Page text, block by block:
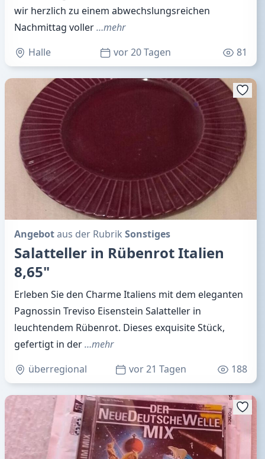
wir herzlich zu einem abwechslungsreichen
Nachmittag voller…mehr
Halle
vor 20 Tagen 81
Angebotaus der Rubrik Sonstiges
Salatteller in Rübenrot Italien
8,65"
Erleben Sie den Charme Italiens mit dem eleganten
Pagnossin Treviso Eisenstein Salatteller in
leuchtendem Rübenrot. Dieses exquisite Stück,
gefertigt in der…mehr
überregional
vor 21 Tagen 188